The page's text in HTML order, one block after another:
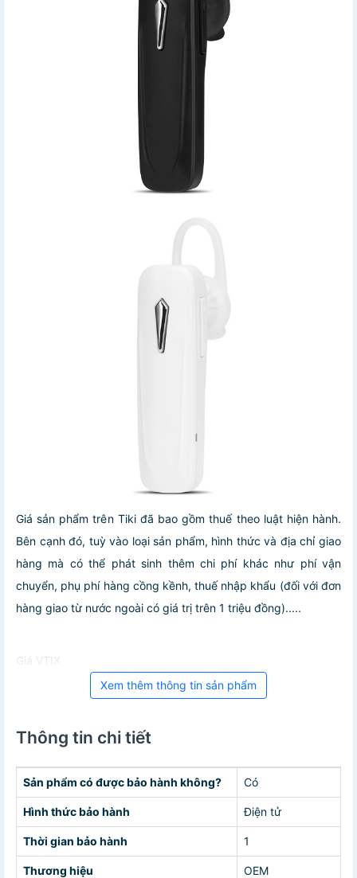
Giá sản phẩm trên Tiki đã bao gồm thuế theo luật hiện hành.
Bên cạnh đó, tuỳ vào loại sản phẩm, hình thức và địa chỉ giao
hàng mà có thể phát sinh thêm chi phí khác như phí vận
chuyển, phụ phí hàng cồng kềnh, thuế nhập khẩu (đối với đơn
hàng giao từ nước ngoài có giá trị trên 1 triệu đồng).....
Giá VTIX
Xem thêm thông tin sản phẩm
Thông tin chi tiết
Sản phẩm có được bảo hành không? Có
Hình thức bảo hành Điện tử
Thời gian bảo hành 1
Thương hiệu OEM